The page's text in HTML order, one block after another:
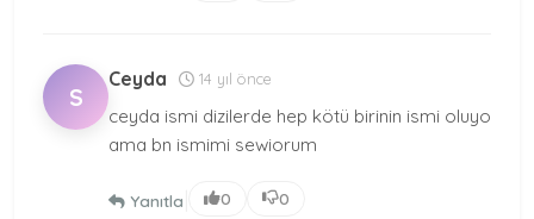
S
Ceyda 14 yıl önce
ceyda ismi dizilerde hep kötü birinin ismi oluyo
ama bn ismimi sewiorum
Yanıtla 0 0